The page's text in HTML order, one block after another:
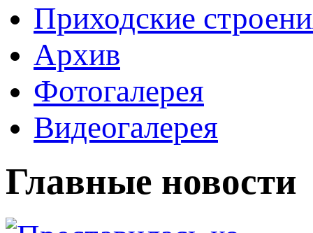
Приходские
Архив
Фотогалерея
Видеогалерея
Главные новости